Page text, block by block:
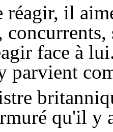
réagir, il
face à
parvient
qu'il y